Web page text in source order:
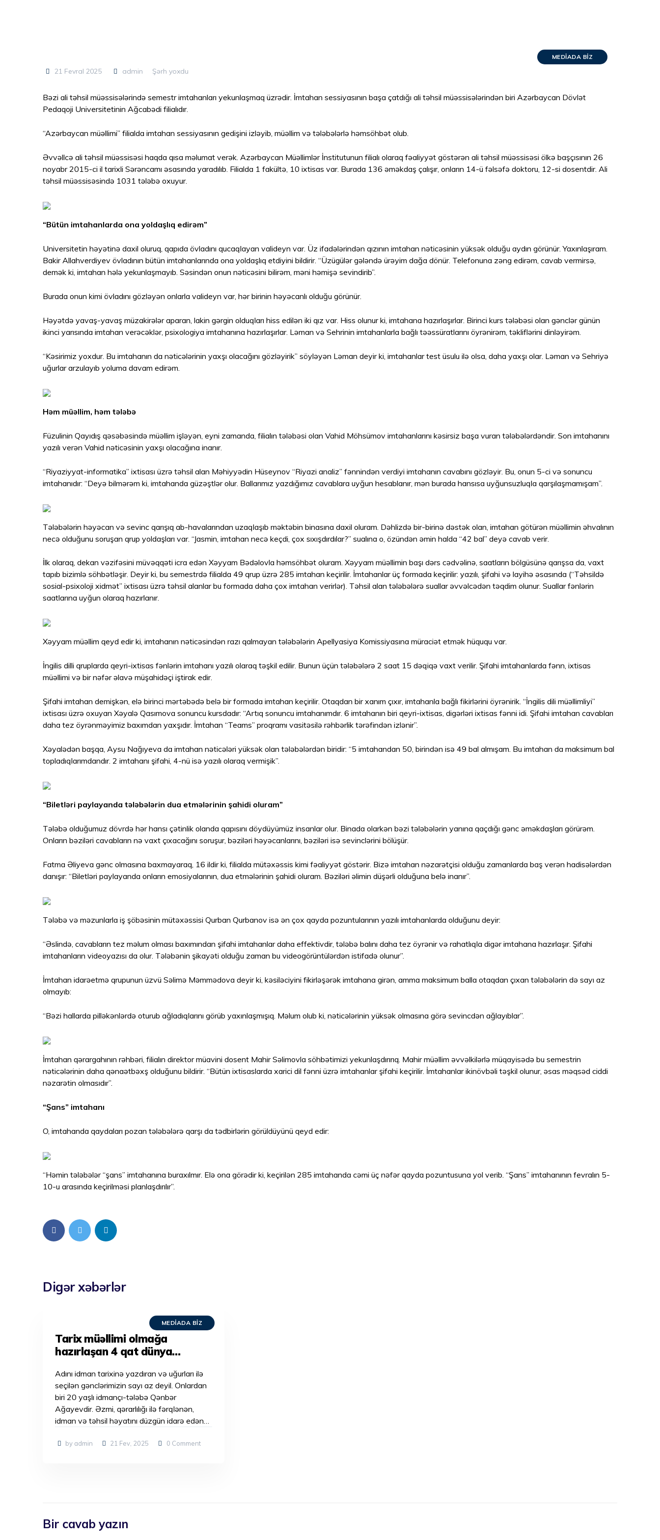
MEDIADA BIZ
21 Fevral 2025 admin Şərh yoxdu
Bəzi ali təhsil müəssisələrində semestr imtahanları yekunlaşmaq üzrədir. İmtahan sessiyasının başa çatdığı ali təhsil müəssisələrindən biri Azərbaycan Dövlət
Pedaqoji Universitetinin Ağcabədi filialıdır.
“Azərbaycan müəllimi” filialda imtahan sessiyasının gedişini izləyib, müəllim və tələbələrlə həmsöhbət olub.
Əvvəllcə ali təhsil müəssisəsi haqda qısa məlumat verək. Azərbaycan Müəllimlər İnstitutunun filialı olaraq fəaliyyət göstərən ali təhsil müəssisəsi ölkə başçısının 26
noyabr 2015-ci il tarixli Sərəncamı əsasında yaradılıb. Filialda 1 fakültə, 10 ixtisas var. Burada 136 əməkdaş çalışır, onların 14-ü fəlsəfə doktoru, 12-si dosentdir. Ali
təhsil müəssisəsində 1031 tələbə oxuyur.
“Bütün imtahanlarda ona yoldaşlıq edirəm”
Universitetin həyətinə daxil oluruq, qapıda övladını qucaqlayan valideyn var. Üz ifadələrindən qızının imtahan nəticəsinin yüksək olduğu aydın görünür. Yaxınlaşıram.
Bakir Allahverdiyev övladının bütün imtahanlarında ona yoldaşlıq etdiyini bildirir. “Üzügülər gələndə ürəyim dağa dönür. Telefonuna zəng edirəm, cavab vermirsə,
demək ki, imtahan hələ yekunlaşmayıb. Səsindən onun nəticəsini bilirəm, məni həmişə sevindirib”.
Burada onun kimi övladını gözləyən onlarla valideyn var, hər birinin həyəcanlı olduğu görünür.
Həyətdə yavaş-yavaş müzakirələr aparan, lakin gərgin olduqları hiss edilən iki qız var. Hiss olunur ki, imtahana hazırlaşırlar. Birinci kurs tələbəsi olan gənclər günün
ikinci yarısında imtahan verəcəklər, psixologiya imtahanına hazırlaşırlar. Ləman və Sehrinin imtahanlarla bağlı təəssüratlarını öyrənirəm, təkliflərini dinləyirəm.
“Kəsirimiz yoxdur. Bu imtahanın da nəticələrinin yaxşı olacağını gözləyirik” söyləyən Ləman deyir ki, imtahanlar test üsulu ilə olsa, daha yaxşı olar. Ləman və Sehriyə
uğurlar arzulayıb yoluma davam edirəm.
Həm müəllim, həm tələbə
Füzulinin Qayıdış qəsəbəsində müəllim işləyən, eyni zamanda, filialın tələbəsi olan Vahid Möhsümov imtahanlarını kəsirsiz başa vuran tələbələrdəndir. Son imtahanını
yazılı verən Vahid nəticəsinin yaxşı olacağına inanır.
“Riyaziyyat-informatika” ixtisası üzrə təhsil alan Məhiyyədin Hüseynov “Riyazi analiz” fənnindən verdiyi imtahanın cavabını gözləyir. Bu, onun 5-ci və sonuncu
imtahanıdır: “Deyə bilmərəm ki, imtahanda güzəştlər olur. Ballarımız yazdığımız cavablara uyğun hesablanır, mən burada hansısa uyğunsuzluqla qarşılaşmamışam”.
Tələbələrin həyəcan və sevinc qarışıq ab-havalarından uzaqlaşıb məktəbin binasına daxil oluram. Dəhlizdə bir-birinə dəstək olan, imtahan götürən müəllimin əhvalının
necə olduğunu soruşan qrup yoldaşları var. “Jasmin, imtahan necə keçdi, çox sıxışdırdılar?” sualına o, özündən əmin halda “42 bal” deyə cavab verir.
İlk olaraq, dekan vəzifəsini müvəqqəti icra edən Xəyyam Bədəlovla həmsöhbət oluram. Xəyyam müəllimin başı dərs cədvəlinə, saatların bölgüsünə qarışsa da, vaxt
tapıb bizimlə söhbətləşir. Deyir ki, bu semestrdə filialda 49 qrup üzrə 285 imtahan keçirilir. İmtahanlar üç formada keçirilir: yazılı, şifahi və layihə əsasında (“Təhsildə
sosial-psixoloji xidmət” ixtisası üzrə təhsil alanlar bu formada daha çox imtahan verirlər). Təhsil alan tələbələrə suallar əvvəlcədən təqdim olunur. Suallar fənlərin
saatlarına uyğun olaraq hazırlanır.
Xəyyam müəllim qeyd edir ki, imtahanın nəticəsindən razı qalmayan tələbələrin Apellyasiya Komissiyasına müraciət etmək hüququ var.
İngilis dilli qruplarda qeyri-ixtisas fənlərin imtahanı yazılı olaraq təşkil edilir. Bunun üçün tələbələrə 2 saat 15 dəqiqə vaxt verilir. Şifahi imtahanlarda fənn, ixtisas
müəllimi və bir nəfər əlavə müşahidəçi iştirak edir.
Şifahi imtahan demişkən, elə birinci mərtəbədə belə bir formada imtahan keçirilir. Otaqdan bir xanım çıxır, imtahanla bağlı fikirlərini öyrənirik. “İngilis dili müəllimliyi”
ixtisası üzrə oxuyan Xəyalə Qasımova sonuncu kursdadır: “Artıq sonuncu imtahanımdır. 6 imtahanın biri qeyri-ixtisas, digərləri ixtisas fənni idi. Şifahi imtahan cavabları
daha tez öyrənməyimiz baxımdan yaxşıdır. İmtahan “Teams” proqramı vasitəsilə rəhbərlik tərəfindən izlənir”.
Xəyalədən başqa, Aysu Nağıyeva da imtahan nəticələri yüksək olan tələbələrdən biridir: “5 imtahandan 50, birindən isə 49 bal almışam. Bu imtahan da maksimum bal
topladıqlarımdandır. 2 imtahanı şifahi, 4-nü isə yazılı olaraq vermişik”.
“Biletləri paylayanda tələbələrin dua etmələrinin şahidi oluram”
Tələbə olduğumuz dövrdə hər hansı çətinlik olanda qapısını döydüyümüz insanlar olur. Binada olarkən bəzi tələbələrin yanına qaçdığı gənc əməkdaşları görürəm.
Onların bəziləri cavabların nə vaxt çıxacağını soruşur, bəziləri həyəcanlarını, bəziləri isə sevinclərini bölüşür.
Fatma Əliyeva gənc olmasına baxmayaraq, 16 ildir ki, filialda mütəxəssis kimi fəaliyyət göstərir. Bizə imtahan nəzarətçisi olduğu zamanlarda baş verən hadisələrdən
danışır: “Biletləri paylayanda onların emosiyalarının, dua etmələrinin şahidi oluram. Bəziləri əlimin düşərli olduğuna belə inanır”.
Tələbə və məzunlarla iş şöbəsinin mütəxəssisi Qurban Qurbanov isə ən çox qayda pozuntularının yazılı imtahanlarda olduğunu deyir:
“Əslində, cavabların tez məlum olması baxımından şifahi imtahanlar daha effektivdir, tələbə balını daha tez öyrənir və rahatlıqla digər imtahana hazırlaşır. Şifahi
imtahanların videoyazısı da olur. Tələbənin şikayəti olduğu zaman bu videogörüntülərdən istifadə olunur”.
İmtahan idarəetmə qrupunun üzvü Səlimə Məmmədova deyir ki, kəsiləciyini fikirləşərək imtahana girən, amma maksimum balla otaqdan çıxan tələbələrin də sayı az
olmayıb:
“Bəzi hallarda pilləkənlərdə oturub ağladıqlarını görüb yaxınlaşmışıq. Məlum olub ki, nəticələrinin yüksək olmasına görə sevincdən ağlayıblar”.
İmtahan qərargahının rəhbəri, filialın direktor müavini dosent Mahir Səlimovla söhbətimizi yekunlaşdırırıq. Mahir müəllim əvvəlkilərlə müqayisədə bu semestrin
nəticələrinin daha qənaətbəxş olduğunu bildirir. “Bütün ixtisaslarda xarici dil fənni üzrə imtahanlar şifahi keçirilir. İmtahanlar ikinövbəli təşkil olunur, əsas məqsəd ciddi
nəzarətin olmasıdır”.
“Şans” imtahanı
O, imtahanda qaydaları pozan tələbələrə qarşı da tədbirlərin görüldüyünü qeyd edir:
“Həmin tələbələr “şans” imtahanına buraxılmır. Elə ona görədir ki, keçirilən 285 imtahanda cəmi üç nəfər qayda pozuntusuna yol verib. “Şans” imtahanının fevralın 5-
10-u arasında keçirilməsi planlaşdırılır”.
Digər xəbərlər
MEDIADA BIZ
Tarix müəllimi olmağa
hazırlaşan 4 qat dünya
sevirəm”
Adını idman tarixinə yazdıran və uğurları ilə
seçilən gənclərimizin sayı az deyil. Onlardan
biri 20 yaşlı idmançı-tələbə Qənbər
Ağayevdir. Əzmi, qərarlılığı ilə fərqlənən,
idman və təhsil həyatını düzgün idarə edən…
by admin 21 Fev, 2025 0 Comment
Bir cavab yazın